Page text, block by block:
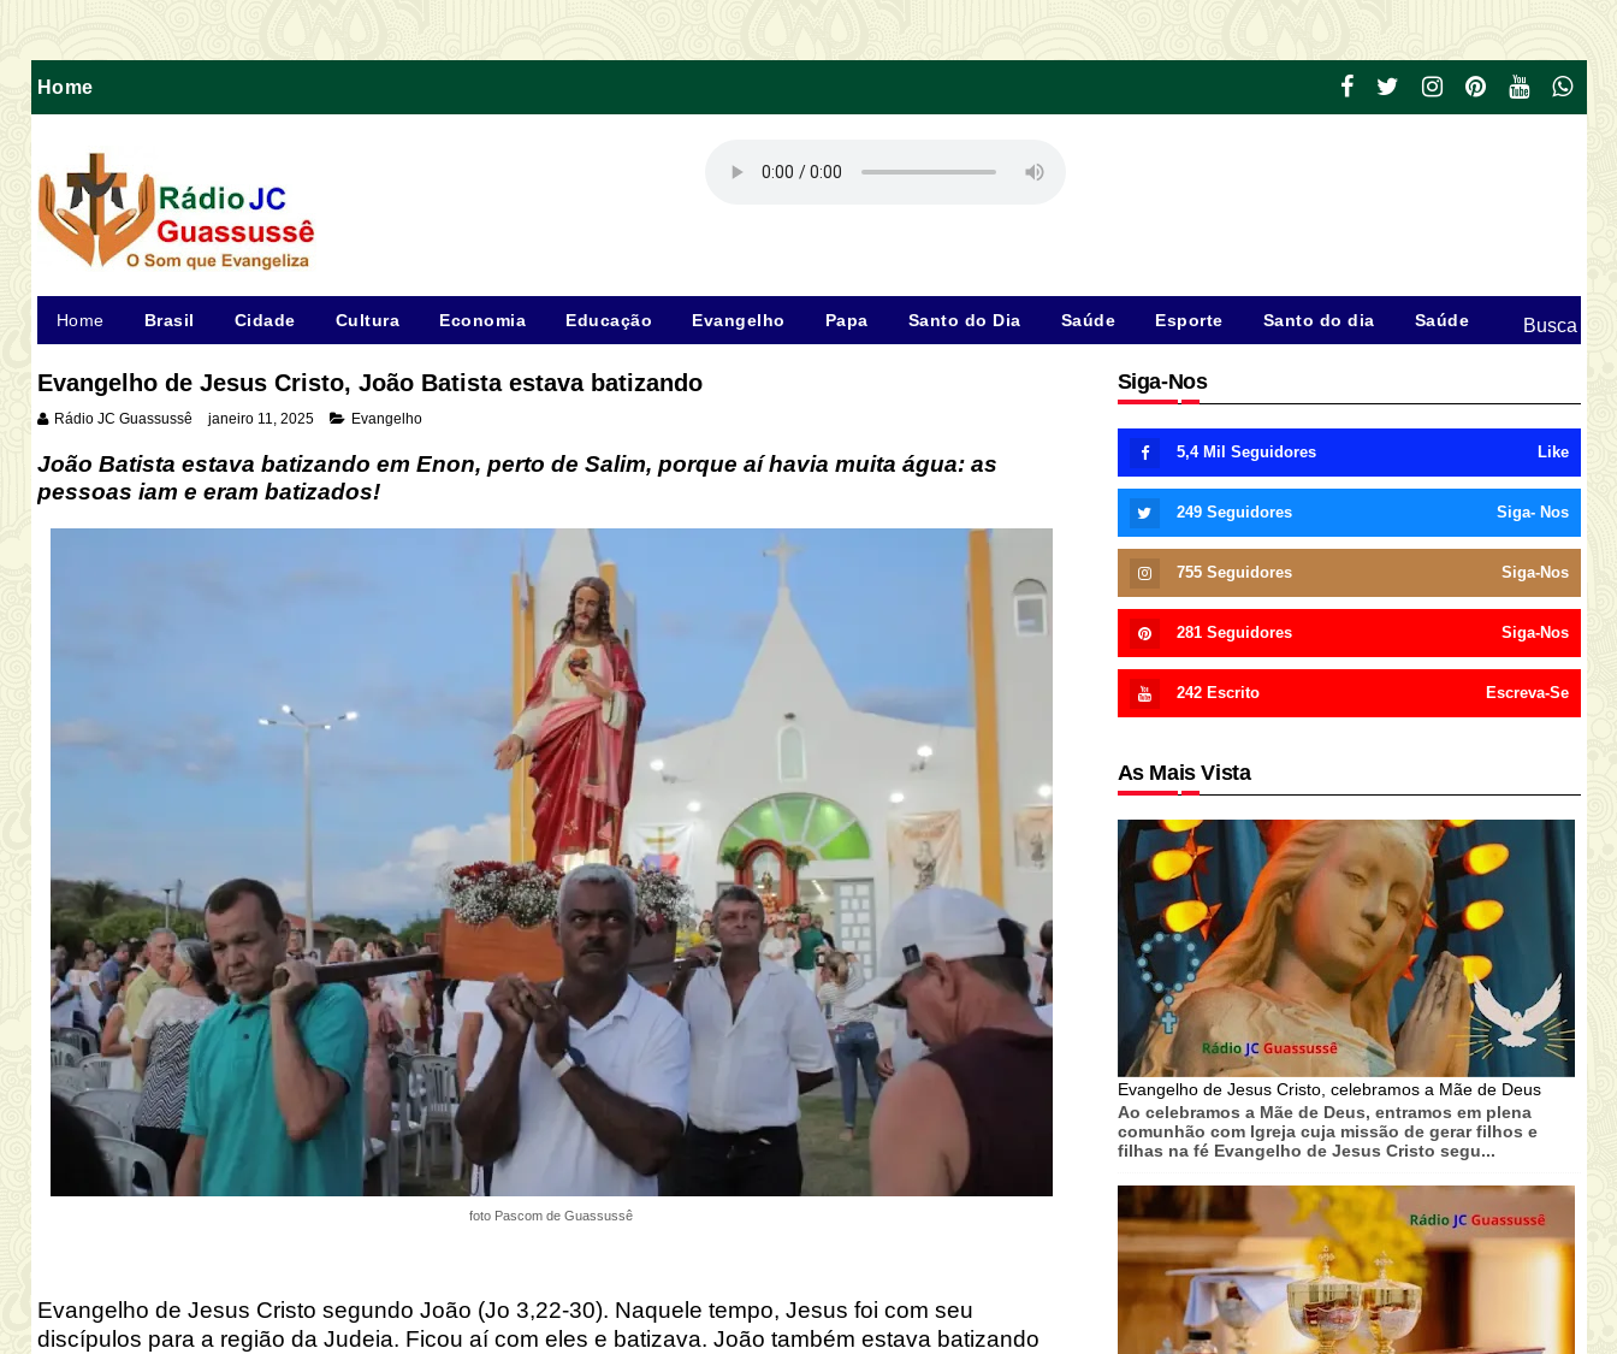
Home
Home Brasil Cidade Cultura Economia Educação Evangelho Papa Santo do Dia Saúde Esporte Santo do dia Saúde Busca
Evangelho de Jesus Cristo, João Batista estava batizando
Rádio JC Guassussê janeiro 11, 2025 Evangelho
João Batista estava batizando em Enon, perto de Salim, porque aí havia muita água: as
pessoas iam e eram batizados!
foto Pascom de Guassussê
Evangelho de Jesus Cristo segundo João (Jo 3,22-30). Naquele tempo, Jesus foi com seu
discípulos para a região da Judeia. Ficou aí com eles e batizava. João também estava batizando
Siga-Nos
5,4 Mil Seguidores Like
249 Seguidores Siga- Nos
755 Seguidores Siga-Nos
281 Seguidores Siga-Nos
242 Escrito Escreva-Se
As Mais Vista
Evangelho de Jesus Cristo, celebramos a Mãe de Deus
Ao celebramos a Mãe de Deus, entramos em plena
comunhão com Igreja cuja missão de gerar filhos e
filhas na fé Evangelho de Jesus Cristo segu...